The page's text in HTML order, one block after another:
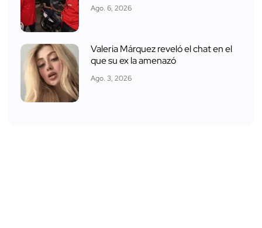
Ago. 6, 2026
Valeria Márquez reveló el chat en el
que su ex la amenazó
Ago. 3, 2026